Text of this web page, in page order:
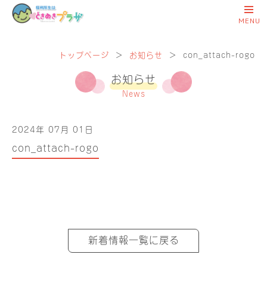
トップページ ＞ お知らせ ＞ con_attach-rogo
お知らせ
News
2024年 07月 01日
con_attach-rogo
新着情報一覧に戻る